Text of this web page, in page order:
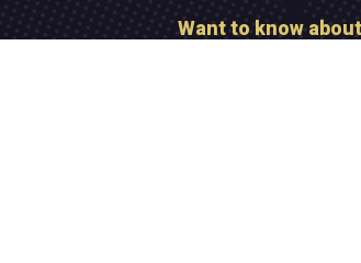
Want to know